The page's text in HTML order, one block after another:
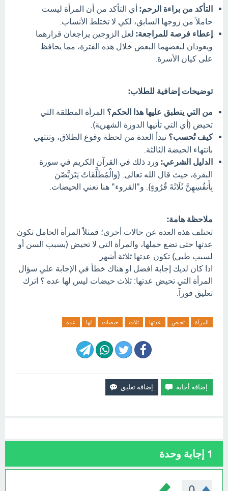
التأكد من براءة الرحم: أي التأكد من أن المرأة ليست
حاملاً من زوجها السابق، لكي لا تختلط الأنساب.
إعطاء فرصة للمراجعة: لعل الزوجين يراجعان قرارهما
ويعودان لبعضهما البعض خلال هذه الفترة، مما يحافظ
على كيان الأسرة.
توضيحات إضافية للطلاب:
من التي ينطبق عليها هذا الحكم؟ المرأة المطلقة التي
تحيض (أي التي تأتيها الدورة الشهرية).
كيف تُحسب؟ تبدأ العدة من لحظة وقوع الطلاق، وتنتهي
بانتهاء الحيضة الثالثة.
الدليل الشرعي: ورد ذلك في القرآن الكريم في سورة
البقرة، حيث قال الله تعالى: {وَالْمُطَلَّقَاتُ يَتَرَبَّصْنَ
بِأَنفُسِهِنَّ ثَلَاثَةَ قُرُوءٍ}. و"القروء" هنا تعني الحيضات.
ملاحظة هامة:
تختلف هذه العدة عن حالات أخرى؛ فمثلاً المرأة الحامل تكون
عدتها حتى تضع حملها، والمرأة التي لا تحيض (بسبب السن أو
لسبب طبي) تكون عدتها ثلاثة أشهر.
اذا كان لديك إجابة افضل او هناك خطأ في الإجابة علي سؤال
المرأة التي تحيض عدتها: ثلاث حيضات ليس لها عده ؟ اترك
تعليق فورآ.
المرأة تحيض عدتها ثلاث حيضات لها عده
1 إجابة وحدة